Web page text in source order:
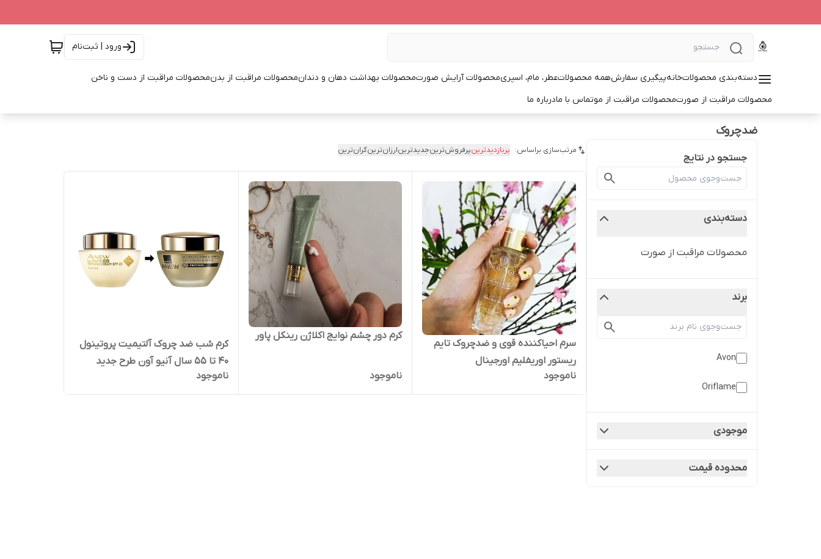
ورود | ثبت‌نام
دسته‌بندی محصولاتخانهپیگیری سفارشهمه محصولاتعطر، مام، اسپریمحصولات آرایش صورتمحصولات بهداشت دهان و دندانمحصولات مراقبت از بدنمحصولات مراقبت از دست و ناخن
محصولات مراقبت از صورتمحصولات مراقبت از موتماس با مادرباره ما
ضدچروک
جستجو در نتایج
دسته‌بندی
محصولات مراقبت از صورت
برند
Avon
Oriflame
موجودی
محدوده قیمت
مرتب‌سازی براساس: پربازدیدترینپرفروش‌ترینجدیدترینارزان‌ترینگران‌ترین
سرم احیاکننده قوی و ضدچروک تایم
ریستور اوریفلیم اورجینال
ناموجود
کرم دور چشم نوایج اکلاژن رینکل پاور
ناموجود
کرم شب ضد چروک آلتیمیت پروتینول
40 تا 55 سال آنیو آون طرح جدید
اورجینال
ناموجود